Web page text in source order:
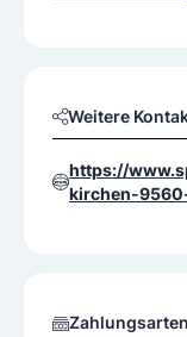
Weitere
https://
kirchen-
Zahlungsarten